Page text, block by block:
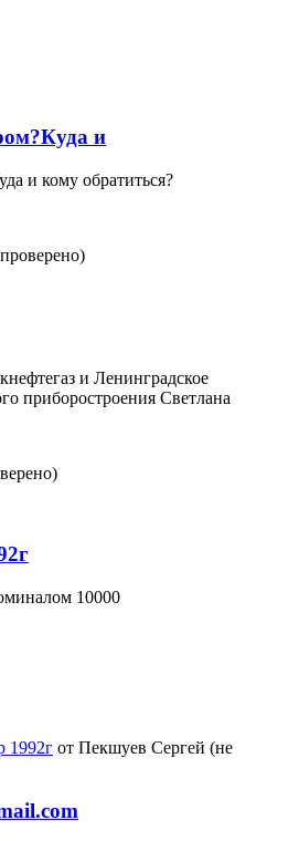
и
и кому обратиться?
и Ленинградское
приборостроения Светлана
10000
1992г от Пекшуев Сергей (не